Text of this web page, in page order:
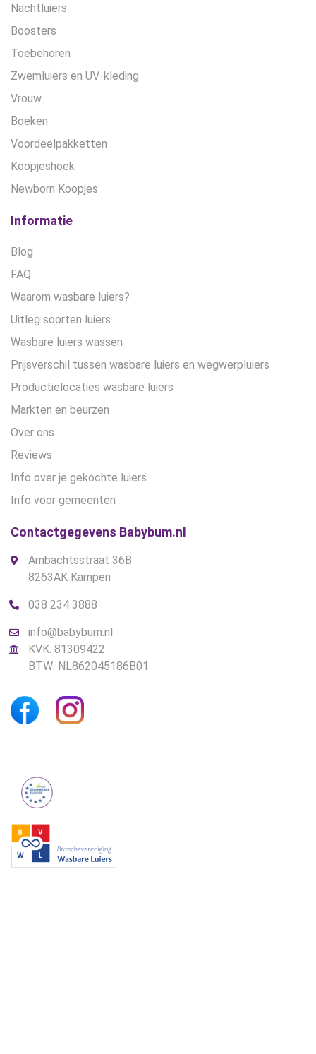
Nachtluiers
Boosters
Toebehoren
Zwemluiers en UV-kleding
Vrouw
Boeken
Voordeelpakketten
Koopjeshoek
Newborn Koopjes
Informatie
Blog
FAQ
Waarom wasbare luiers?
Uitleg soorten luiers
Wasbare luiers wassen
Prijsverschil tussen wasbare luiers en wegwerpluiers
Productielocaties wasbare luiers
Markten en beurzen
Over ons
Reviews
Info over je gekochte luiers
Info voor gemeenten
Contactgegevens Babybum.nl
Ambachtsstraat 36B
8263AK Kampen
038 234 3888
info@babybum.nl
KVK: 81309422
BTW: NL862045186B01